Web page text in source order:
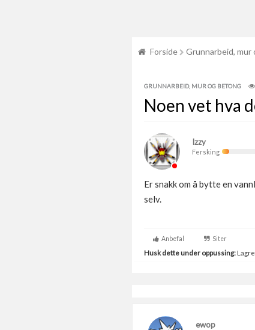
Forside Grunnarbeid, mur
GRUNNARBEID, MUR OG BETONG
Noen vet hva
Izzy
Fersking
Er snakk om å bytte en
selv.
Anbefal Siter
Husk dette under oppussing:
ewop